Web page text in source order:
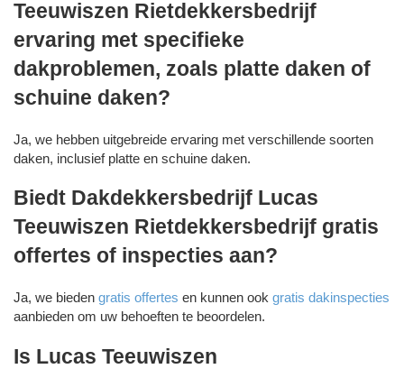
Teeuwiszen Rietdekkersbedrijf
ervaring met specifieke
dakproblemen, zoals platte daken of
schuine daken?
Ja, we hebben uitgebreide ervaring met verschillende soorten
daken, inclusief platte en schuine daken.
Biedt Dakdekkersbedrijf Lucas
Teeuwiszen Rietdekkersbedrijf gratis
offertes of inspecties aan?
Ja, we bieden gratis offertes en kunnen ook gratis dakinspecties
aanbieden om uw behoeften te beoordelen.
Is Lucas Teeuwiszen